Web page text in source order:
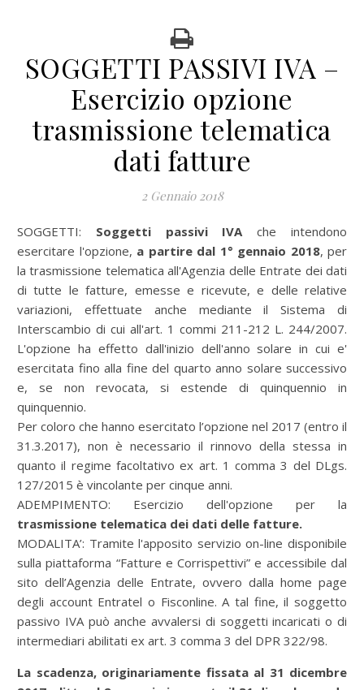
SOGGETTI PASSIVI IVA –
Esercizio opzione
trasmissione telematica
dati fatture
2 Gennaio 2018
SOGGETTI: Soggetti passivi IVAche intendono
esercitare l'opzione, a partire dal 1° gennaio 2018, per
la trasmissione telematica all'Agenzia delle Entrate dei dati
di tutte le fatture, emesse e ricevute, e delle relative
variazioni, effettuate anche mediante il Sistema di
Interscambio di cui all'art. 1 commi 211-212 L. 244/2007.
L'opzione ha effetto dall'inizio dell'anno solare in cui e'
esercitata fino alla fine del quarto anno solare successivo
e, se non revocata, si estende di quinquennio in
quinquennio.
Per coloro che hanno esercitato l’opzione nel 2017 (entro il
31.3.2017), non è necessario il rinnovo della stessa in
quanto il regime facoltativo ex art. 1 comma 3 del DLgs.
127/2015 è vincolante per cinque anni.
ADEMPIMENTO: Esercizio dell'opzione per la
trasmissione telematica dei dati delle fatture.
MODALITA’: Tramite l'apposito servizio on-line disponibile
sulla piattaforma “Fatture e Corrispettivi” e accessibile dal
sito dell’Agenzia delle Entrate, ovvero dalla home page
degli account Entratel o Fisconline. A tal fine, il soggetto
passivo IVA può anche avvalersi di soggetti incaricati o di
intermediari abilitati ex art. 3 comma 3 del DPR 322/98.
La scadenza, originariamente fissata al 31 dicembre